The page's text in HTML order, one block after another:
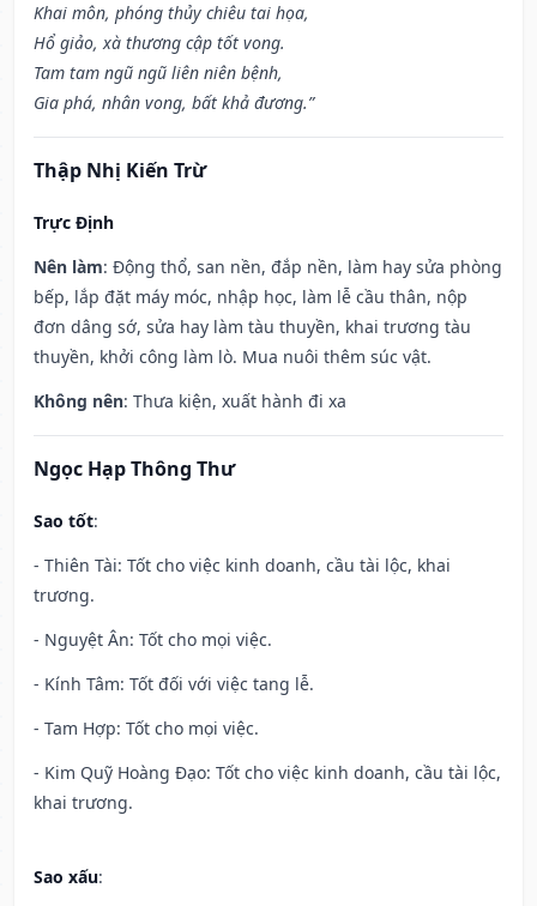
Khai môn, phóng thủy chiêu tai họa,
Hổ giảo, xà thương cập tốt vong.
Tam tam ngũ ngũ liên niên bệnh,
Gia phá, nhân vong, bất khả đương.”
Thập Nhị Kiến Trừ
Trực Định
Nên làm: Động thổ, san nền, đắp nền, làm hay sửa phòng
bếp, lắp đặt máy móc, nhập học, làm lễ cầu thân, nộp
đơn dâng sớ, sửa hay làm tàu thuyền, khai trương tàu
thuyền, khởi công làm lò. Mua nuôi thêm súc vật.
Không nên: Thưa kiện, xuất hành đi xa
Ngọc Hạp Thông Thư
Sao tốt:
- Thiên Tài: Tốt cho việc kinh doanh, cầu tài lộc, khai
trương.
- Nguyệt Ân: Tốt cho mọi việc.
- Kính Tâm: Tốt đối với việc tang lễ.
- Tam Hợp: Tốt cho mọi việc.
- Kim Quỹ Hoàng Đạo: Tốt cho việc kinh doanh, cầu tài lộc,
khai trương.
Sao xấu: